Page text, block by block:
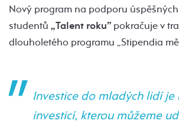
Nový program na podporu
studentů „Talent roku” pokračuje v
dlouholetého programu „Stipendia
Investice do mladých lidí je
investicí, kterou můžeme